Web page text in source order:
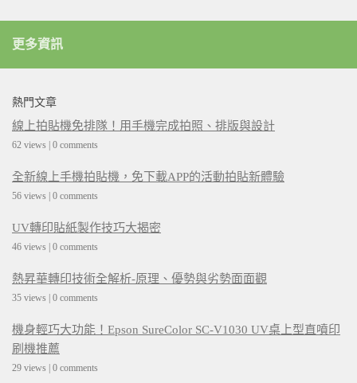
更多資訊
熱門文章
線上拍貼機免排隊！用手機完成拍照、排版與設計
62 views | 0 comments
全新線上手機拍貼機，免下載APP的活動拍貼新體驗
56 views | 0 comments
UV轉印貼紙製作技巧大揭密
46 views | 0 comments
熱昇華轉印技術全解析-原理、優勢與劣勢面面觀
35 views | 0 comments
機身輕巧大功能！Epson SureColor SC-V1030 UV桌上型直噴印
刷機推薦
29 views | 0 comments